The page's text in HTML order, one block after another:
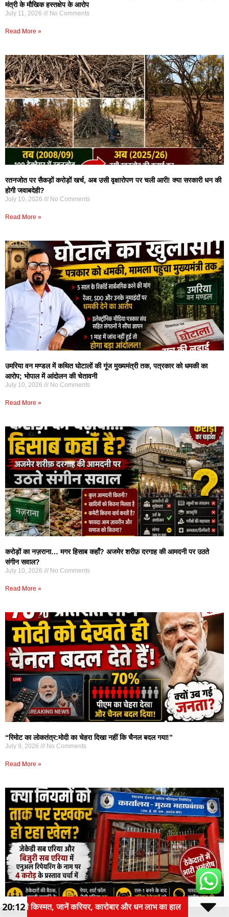
मंत्री के मौखिक हस्तक्षेप के आरोप
July 11, 2026 No Comments
Read More »
रतनजोत पर सैकड़ों करोड़ों खर्च, अब उसी वृक्षारोपण पर चली आरी! क्या सरकारी धन की
होगी जवाबदेही?
July 10, 2026 No Comments
Read More »
उमरिया वन मण्डल में कथित घोटालों की गूंज मुख्यमंत्री तक, पत्रकार को धमकी का
आरोप; भोपाल में आंदोलन की चेतावनी
July 10, 2026 No Comments
Read More »
करोड़ों का नज़राना… मगर हिसाब कहाँ? अजमेर शरीफ़ दरगाह की आमदनी पर उठते
संगीन सवाल?
July 10, 2026 No Comments
Read More »
“रिमोट का लोकतंत्र:मोदी का चेहरा दिखा नहीं कि चैनल बदल गया!”
July 9, 2026 No Comments
Read More »
हसदेव क्षेत्र में करोड़ों की रिपेयरिंग निविदाओं पर सवाल, स्टाफ अधिकारी पर पक्षपात और
का हाल तीन वर्षीय रोलिंग बजट पर होगा फोकस
20:12